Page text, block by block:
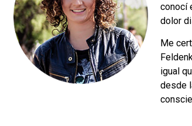
conocí
dolor
Me
igual
desde